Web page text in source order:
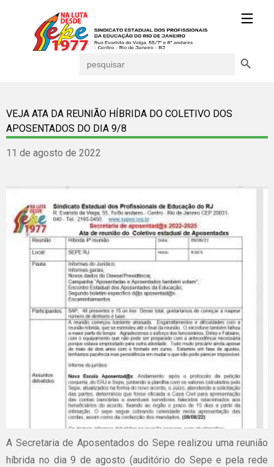
for:
VEJA ATA DA REUNIÃO HÍBRIDA DO COLETIVO DOS
APOSENTADOS DO DIA 9/8
11 de agosto de 2022
A Secretaria de Aposentados do Sepe realizou uma reunião
híbrida no dia 9 de agosto (auditório do Sepe e pela rede